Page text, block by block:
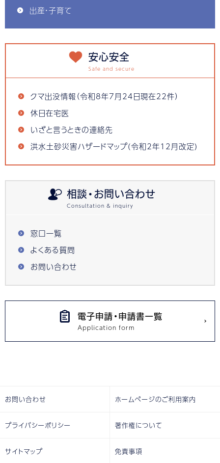
出産・子育て
安心安全
クマ出没情報（令和8年7月24日現在22件）
休日在宅医
いざと言うときの連絡先
洪水土砂災害ハザードマップ(令和2年12月改定)
相談・お問い合わせ
窓口一覧
よくある質問
お問い合わせ
電子申請・申請書一覧
お問い合わせ ホームページのご利用案内
プライバシーポリシー 著作権について
サイトマップ 免責事項